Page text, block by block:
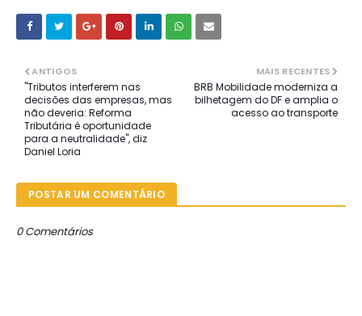
MAIS RECENTES
BRB Mobilidade moderniza a
bilhetagem do DF e amplia o
acesso ao transporte
ANTIGOS
"Tributos interferem nas
decisões das empresas, mas
não deveria: Reforma
Tributária é oportunidade
para a neutralidade", diz
Daniel Loria
POSTAR UM COMENTÁRIO
0 Comentários